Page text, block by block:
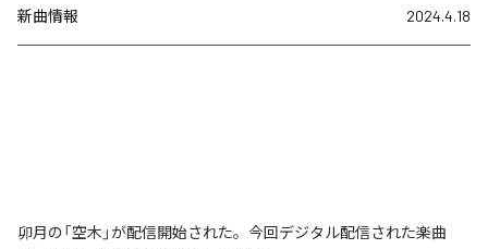
新曲情報 2024.4.18
卯月の「空木」が配信開始された。今回デジタル配信された楽曲